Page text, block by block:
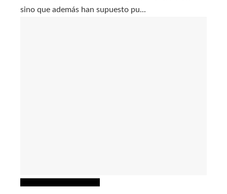
sino que además han supuesto pu...